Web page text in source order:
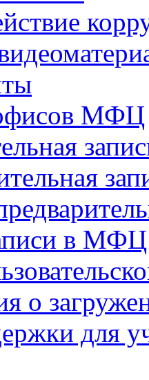
МФЦ
в МФЦ
о
для